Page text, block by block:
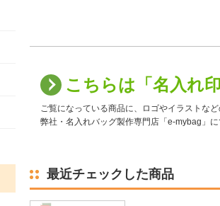
こちらは「名入れ
ご覧になっている商品に、ロゴやイラストな
弊社・名入れバッグ製作専門店「e-mybag」に
最近チェックした商品